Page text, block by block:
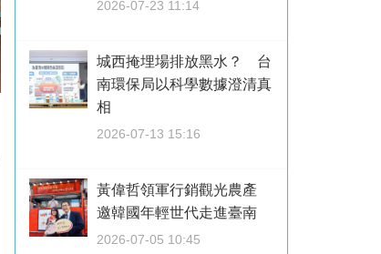
2026-07-23 11:14
城西掩埋場排放黑水？ 台
南環保局以科學數據澄清真
相
2026-07-13 15:16
黃偉哲領軍行銷觀光農產
邀韓國年輕世代走進臺南
2026-07-05 10:45